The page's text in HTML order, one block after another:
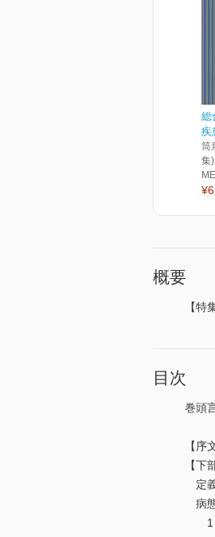
総
疾
筒
集
概要
【特
目次
巻頭
【
【下
定
病
1